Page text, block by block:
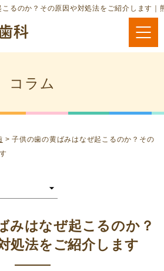
るのか？その原因や対処法をご紹介します｜
コラム
> 子供の歯の黄ばみはなぜ起こるのか？その
みはなぜ起こるのか？
処法をご紹介します